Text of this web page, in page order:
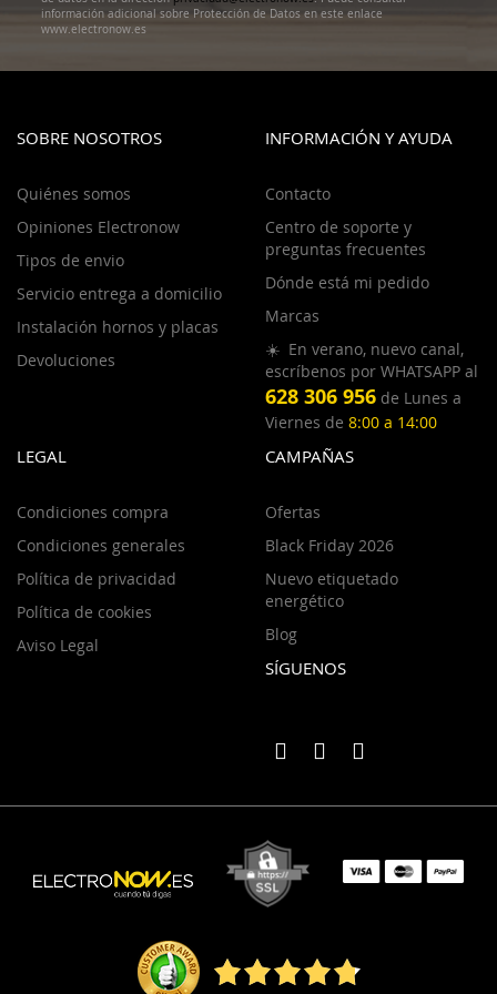
información adicional sobre Protección de Datos en este enlace
www.electronow.es
SOBRE NOSOTROS
Quiénes somos
Opiniones Electronow
Tipos de envio
Servicio entrega a domicilio
Instalación hornos y placas
Devoluciones
INFORMACIÓN Y AYUDA
Contacto
Centro de soporte y
preguntas frecuentes
Dónde está mi pedido
Marcas
☀️ En verano, nuevo canal,
escríbenos por WHATSAPP al
628 306 956 de Lunes a
Viernes de 8:00 a 14:00
LEGAL
Condiciones compra
Condiciones generales
Política de privacidad
Política de cookies
Aviso Legal
CAMPAÑAS
Ofertas
Black Friday 2026
Nuevo etiquetado
energético
Blog
SÍGUENOS